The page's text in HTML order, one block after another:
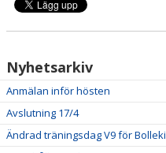
Nyhetsarkiv
Anmälan inför hösten
Avslutning 17/4
Ändrad träningsdag V9 för